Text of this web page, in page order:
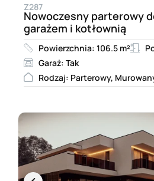
Z287
Nowoczesny parterowy
garażem i kotłownią
Powierzchnia: 106.5 m²
Garaż: Tak
Rodzaj: Parterowy,